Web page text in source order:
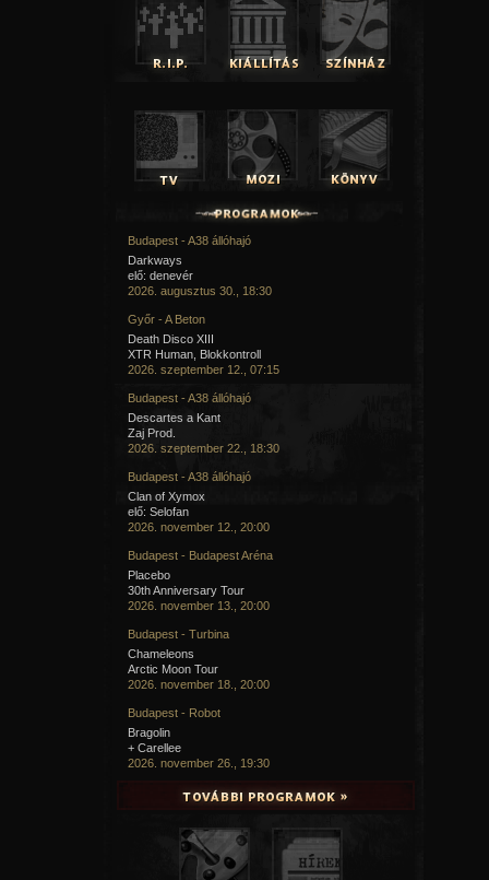
Budapest - A38 állóhajó
Darkways
elő: denevér
2026. augusztus 30., 18:30
Győr - A Beton
Death Disco XIII
XTR Human, Blokkontroll
2026. szeptember 12., 07:15
Budapest - A38 állóhajó
Descartes a Kant
Zaj Prod.
2026. szeptember 22., 18:30
Budapest - A38 állóhajó
Clan of Xymox
elő: Selofan
2026. november 12., 20:00
Budapest - Budapest Aréna
Placebo
30th Anniversary Tour
2026. november 13., 20:00
Budapest - Turbina
Chameleons
Arctic Moon Tour
2026. november 18., 20:00
Budapest - Robot
Bragolin
+ Carellee
2026. november 26., 19:30